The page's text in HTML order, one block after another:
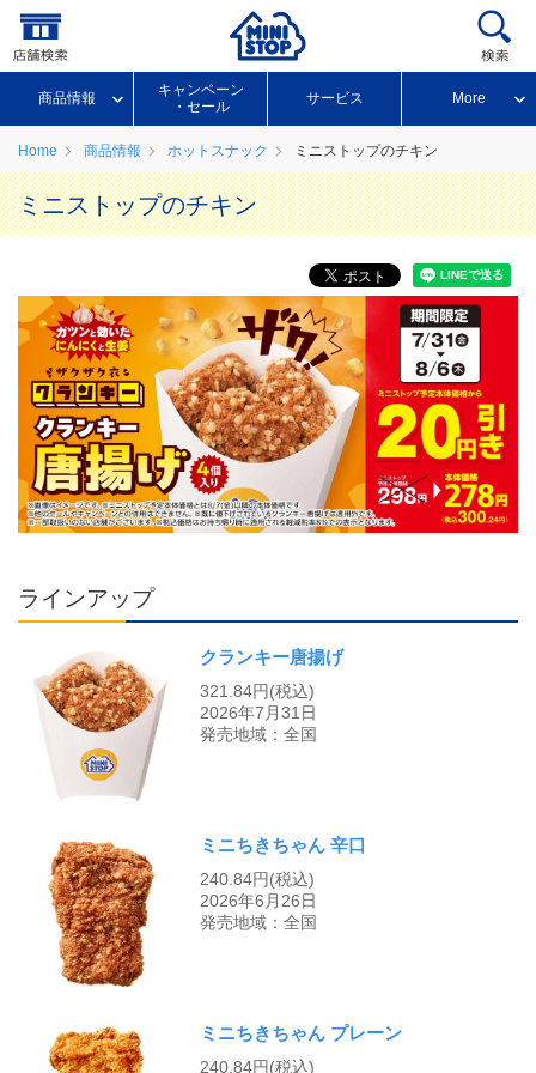
商品情報
キャンペーン
・セール
サービス More
Home 商品情報 ホットスナック ミニストップのチキン
ミニストップのチキン
ラインアップ
クランキー唐揚げ
321.84円(税込)
2026年7月31日
発売地域：全国
ミニちきちゃん 辛口
240.84円(税込)
2026年6月26日
発売地域：全国
ミニちきちゃん プレーン
240.84円(税込)